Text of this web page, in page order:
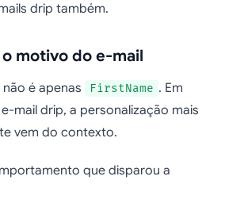
drip também.
motivo do e-mail
é apenas FirstName . Em
mail drip, a personalização mais
vem do contexto.
que disparou a